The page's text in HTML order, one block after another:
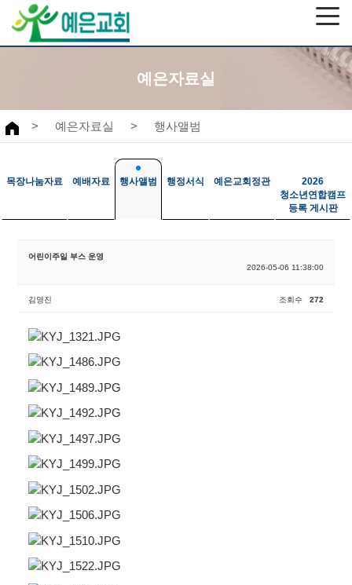
예은자료실
> 예은자료실 > 행사앨범
목장나눔자료 예배자료 행사앨범 행정서식 예은교회정관
2026
청소년연합캠프
등록 게시판
어린이주일 부스 운영
2026-05-06 11:38:00
김영진 조회수 272